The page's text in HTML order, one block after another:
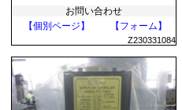
お問い合わせ
【個別ページ】
【フォーム】
Z230331084